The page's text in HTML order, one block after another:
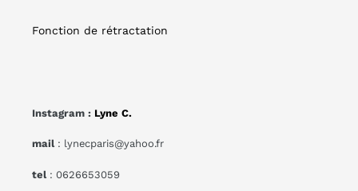
Fonction de rétractation
Instagram : Lyne C.
mail : lynecparis@yahoo.fr
tel : 0626653059